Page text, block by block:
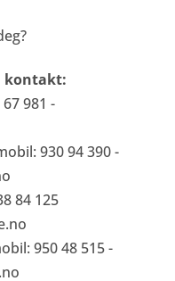
kontakt:
981 -
930 94 390 -
84 125
950 48 515 -